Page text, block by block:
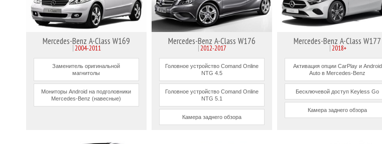
Mercedes-Benz A-Class W169
2004-2011
Заменитель оригинальной
магнитолы
Мониторы Android на подголовники
Mercedes-Benz (навесные)
Mercedes-Benz A-Class W176
2012-2017
Головное устройство Comand Online
NTG 4.5
Головное устройство Comand Online
NTG 5.1
Камера заднего обзора
Mercedes-Benz A-Class W177
2018+
Активация опции CarPlay и Android
Auto в Mercedes-Benz
Бесключевой доступ Keyless Go
Камера заднего обзора